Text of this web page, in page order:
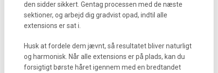
den sidder sikkert. Gentag processen med de næste
sektioner, og arbejd dig gradvist opad, indtil alle
extensions er sat i.
Husk at fordele dem jævnt, så resultatet bliver naturligt
og harmonisk. Når alle extensions er på plads, kan du
forsigtigt børste håret igennem med en bredtandet